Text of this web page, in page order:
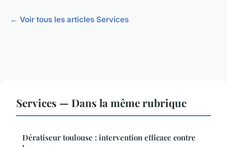
← Voir tous les articles Services
Services — Dans la même rubrique
Dératiseur toulouse : intervention efficace contre